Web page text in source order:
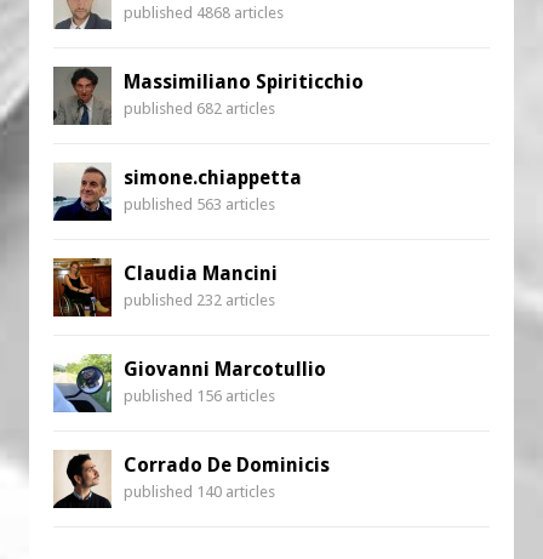
published 4868 articles
Massimiliano Spiriticchio
published 682 articles
simone.chiappetta
published 563 articles
Claudia Mancini
published 232 articles
Giovanni Marcotullio
published 156 articles
Corrado De Dominicis
published 140 articles